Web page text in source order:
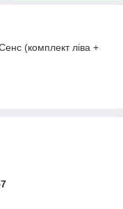
(комплект ліва +